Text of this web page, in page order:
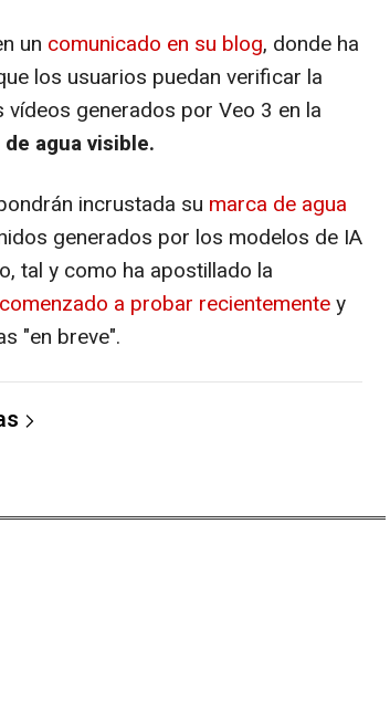
un comunicado en su blog, donde ha
los usuarios puedan verificar la
generados por Veo 3 en la
agua visible.
incrustada su marca de agua
generados por los modelos de IA
tal y como ha apostillado la
comenzado a probar recientementey
"en breve".